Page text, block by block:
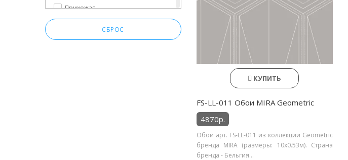
Прихожая
Спальня
СБРОС
КУПИТЬ
FS-LL-011 Обои MIRA Geometric
4870р.
Обои арт. FS-LL-011 из коллекции Geometric
бренда MIRA (размеры: 10х0.53м). Страна
бренда - Бельгия...